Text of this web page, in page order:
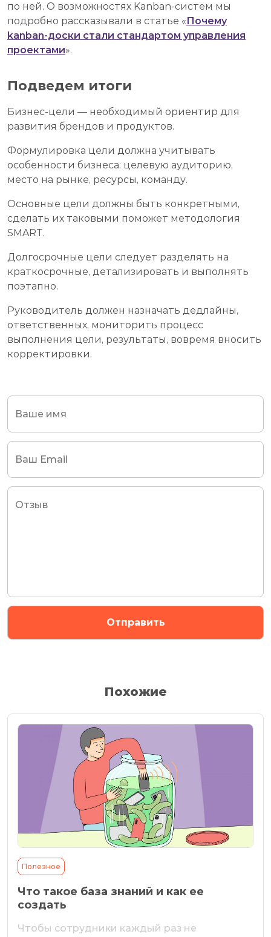
по ней. О возможностях Kanban-систем мы
подробно рассказывали в статье « Почему
kanban-доски стали стандартом управления
проектами».
Подведем итоги
Бизнес-цели — необходимый ориентир для
развития брендов и продуктов.
Формулировка цели должна учитывать
особенности бизнеса: целевую аудиторию,
место на рынке, ресурсы, команду.
Основные цели должны быть конкретными,
сделать их таковыми поможет методология
SMART.
Долгосрочные цели следует разделять на
краткосрочные, детализировать и выполнять
поэтапно.
Руководитель должен назначать дедлайны,
ответственных, мониторить процесс
выполнения цели, результаты, вовремя вносить
корректировки.
Похожие
Полезное
Что такое база знаний и как ее
создать
Чтобы сотрудники каждый раз не